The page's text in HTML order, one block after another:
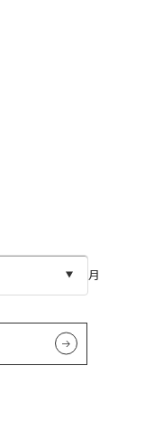
月